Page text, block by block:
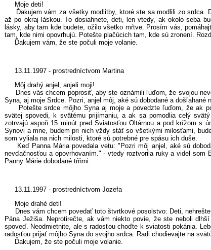
Moje deti!
Ďakujem vám za všetky modlitby, ktoré ste sa modlili zo srdca.
až po okraj láskou. To dosiahnete, deti, len vtedy, ak okolo seba
lásky, aby tam kde budete, ožilo všetko mŕtve. Prosím vás,
tam, kde nimi opovrhujú. Potešte plačúcich tam, kde sú zronení.
Ďakujem vám, že ste počuli moje volanie.
13.11.1997 - prostredníctvom Martina
Môj drahý anjel, anjeli moji!
Dnes vás chcem poprosiť, aby ste oznámili ľuďom, že svojou
Syna, aj moje Srdce. Pozri, anjel môj, aké sú dobodané a došľahané
Potešte srdce môjho Syna aj moje a povedzte ľuďom, že ak
svätej spovedi, k svätému prijímaniu, a ak sa pomodlia celý
zotrvajú aspoň 15 minút pred Sviatosťou Oltárnou a pod krížom s
Synovi a mne, budem pri nich vždy stáť so všetkými milosťami,
som vyliala na nich milosti, ktoré sú potrebné pre spásu ich duše.
Keď Panna Mária povedala vetu: "Pozri môj anjel, aké sú
nevďačnosťou a opovrhovaním." - vtedy roztvorila ruky a videl som
Panny Márie dobodané tŕňmi.
13.11.1997 - prostredníctvom Jozefa
Moje drahé deti!
Dnes vám chcem povedať toto štvrtkové posolstvo: Deti,
Pána Ježiša. Neprotirečte, ak vám niekto povie, že ste neboli
spoveď. Neodmietnite, ale s radosťou choďte k sviatosti pokánia.
radosťou prijať môjho Syna do svojho srdca. Radi chodievajte na
Ďakujem, že ste počuli moje volanie.